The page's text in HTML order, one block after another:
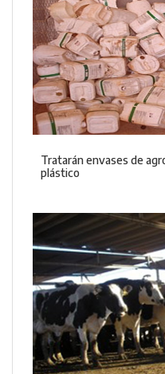
Tratarán envases de
plástico